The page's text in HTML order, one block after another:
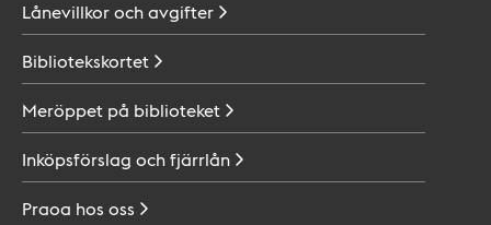
Lånevillkor ochavgifter
Bibliotekskortet
Meröppet på biblioteket
Inköpsförslag ochfjärrlån
Praoa hos oss